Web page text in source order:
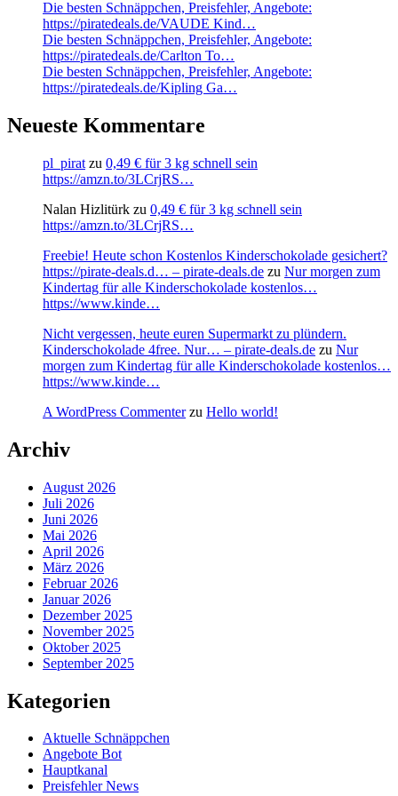
Die besten Schnäppchen, Preisfehler, Angebote:
https://piratedeals.de/VAUDE Kind…
Die besten Schnäppchen, Preisfehler, Angebote:
https://piratedeals.de/Carlton To…
Die besten Schnäppchen, Preisfehler, Angebote:
https://piratedeals.de/Kipling Ga…
Neueste Kommentare
pl_pirat zu 0,49 € für 3 kg schnell sein
https://amzn.to/3LCrjRS…
Nalan Hizlitürk zu 0,49 € für 3 kg schnell sein
https://amzn.to/3LCrjRS…
Freebie! Heute schon Kostenlos Kinderschokolade gesichert?
https://pirate-deals.d… – pirate-deals.de zu Nur morgen zum
Kindertag für alle Kinderschokolade kostenlos…
https://www.kinde…
Nicht vergessen, heute euren Supermarkt zu plündern.
Kinderschokolade 4free. Nur… – pirate-deals.de zu Nur
morgen zum Kindertag für alle Kinderschokolade kostenlos…
https://www.kinde…
A WordPress Commenterzu Hello world!
Archiv
August 2026
Juli 2026
Juni 2026
Mai 2026
April 2026
März 2026
Februar 2026
Januar 2026
Dezember 2025
November 2025
Oktober 2025
September 2025
Kategorien
Aktuelle Schnäppchen
Angebote Bot
Hauptkanal
Preisfehler News